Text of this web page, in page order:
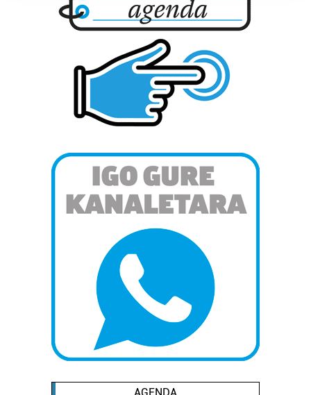
prozesatzen ditugu, zure IP zenbakia, besteak beste,
teknologia erabiliz, cookieak adibidez, iragarki eta eduki
pertsonalizatuak eskaintzeko, iragarkiak eta edukia
neurtzeko, jendeari buruzko informazioa biltzeko eta
produktuak garatzeko. Zure datuak nork eta zertarako
erabiltzen dituen hauta dezakezu.
Bazkide batzuek ez dizute baimenik eskatzen, eta beren
bazkideen zerrenda, beren ustez zein helburutarako
duten interes legitimoa eta horren aurka nola egin
buruzko informazio gehiago eta ezarri zure lehentasunak
datuen atalean. Edozein unetan alda edo ken dezakezu
zure baimena Cookieen adierazpenean.
Webgune honek cookie propioak eta hirugarrenen cookie-
fitxategiak erabiltzen ditu. Zure esperientzia eta
zerbitzuak hobetzeko asmoz, cookie teknologiaz
baliatzen gara. Ohar hau onartuz gero, teknologia hori
AGENDA